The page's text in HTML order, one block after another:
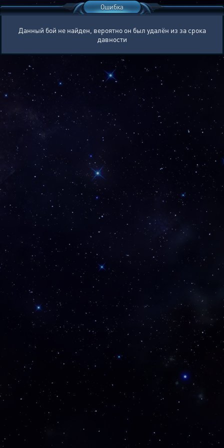
Ошибка
Данный бой не найден, вероятно он был удалён из за срока
давности